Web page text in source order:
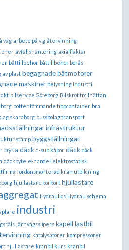
väg arbete på v'g återvinning
avfallshantering axialfläktar
båttillbehör båttillbehör borås
av plast begagnade båtmotorer
maskiner belysning industri
bilservice Göteborg Bilskrot trollhättan
bottentömmande tippcontainer bra
skaraborg bussbolag transport
infrastruktur
stämp byggställningar
byta däck d-sub kåpor däck däck
däckbyte e-handel elektrostatisk
fordonsmonterad kran utbildning
hjullastare körkort hjullastare
Hydraulics Hydraulschema
industri
järnvägsslipers kapell lastbil
katalysatorer kompressorer
hjullastare kranbil kurs kranbil